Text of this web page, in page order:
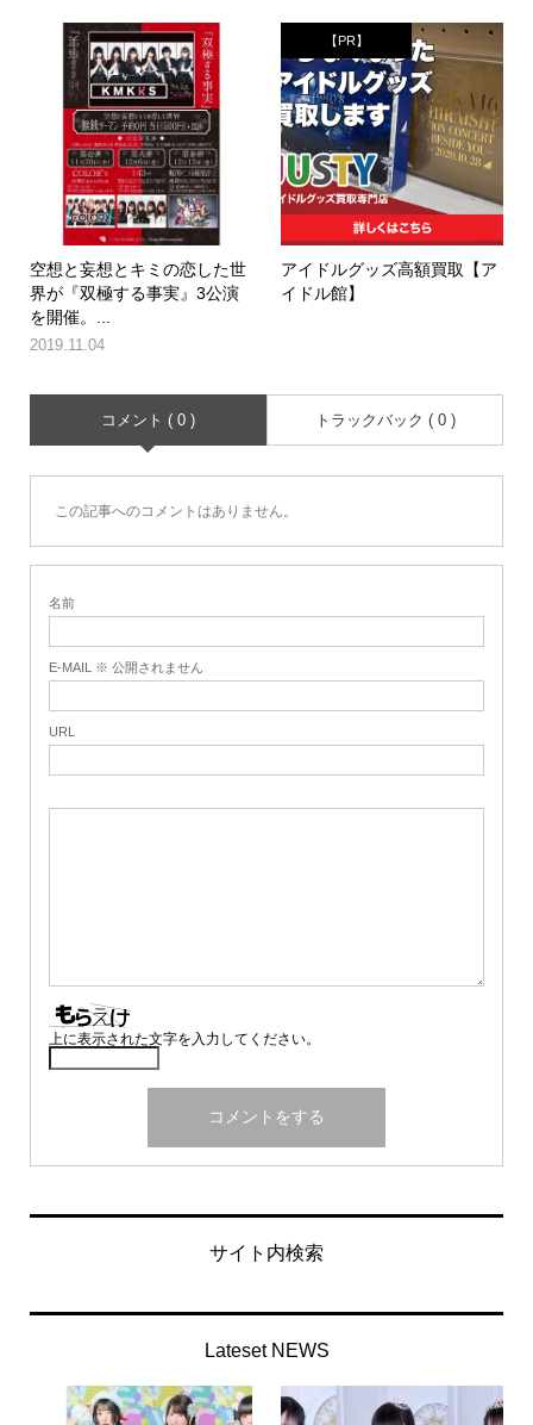
空想と妄想とキミの恋した世
界が『双極する事実』3公演
を開催。...
2019.11.04
【PR】
アイドルグッズ高額買取【ア
イドル館】
コメント ( 0 ) トラックバック ( 0 )
この記事へのコメントはありません。
名前
E-MAIL ※ 公開されません
URL
上に表示された文字を入力してください。
サイト内検索
Lateset NEWS